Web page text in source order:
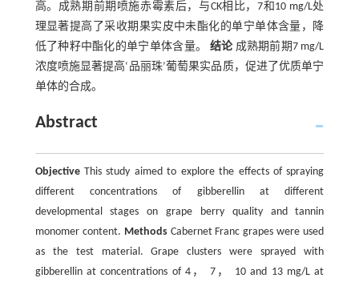
高。成熟期前期喷施赤霉素后，与CK相比，7和10 mg/L处
理显著提高了采收期果实皮中未酯化的单宁单体含量，降
低了种籽中酯化的单宁单体含量。 结论成熟期前期7 mg/L
浓度喷施显著提高‘品丽珠’葡萄果实品质，促进了优质单宁
单体的合成。
Abstract
ObjectiveThis study aimed to explore the effects of spraying
different concentrations of gibberellin at different
developmental stages on grape berry quality and tannin
monomer content. MethodsCabernet Franc grapes were used
as the test material. Grape clusters were sprayed with
gibberellin at concentrations of 4， 7， 10 and 13 mg/L at